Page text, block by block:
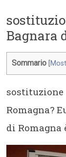
Bagnara
Sommario
sostituzione
Romagna?
di Romagna